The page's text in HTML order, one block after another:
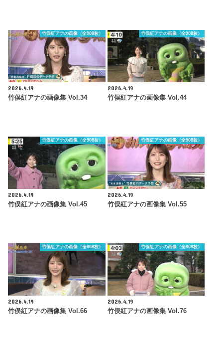
竹俣紅アナの画像（全908枚）
2026.4.19
竹俣紅アナの画像集 Vol.34
竹俣紅アナの画像（全908枚）
2026.4.19
竹俣紅アナの画像集 Vol.44
竹俣紅アナの画像（全908枚）
2026.4.19
竹俣紅アナの画像集 Vol.45
竹俣紅アナの画像（全908枚）
2026.4.19
竹俣紅アナの画像集 Vol.55
竹俣紅アナの画像（全908枚）
2026.4.19
竹俣紅アナの画像集 Vol.66
竹俣紅アナの画像（全908枚）
2026.4.19
竹俣紅アナの画像集 Vol.76